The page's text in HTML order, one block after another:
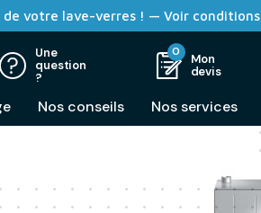
de votre lave-verres ! — Voir conditions
Une
question
?
Mon
devis
0
Nos conseils Nos services